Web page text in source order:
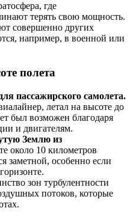
где
терять свою мощность.
совершенно других
например, в военной или
полета
пассажирского самолета.
летал на высоте до
был возможен благодаря
и двигателям.
Землю из
около 10 километров
заметной, особенно если
зон турбулентности
потоков, которые